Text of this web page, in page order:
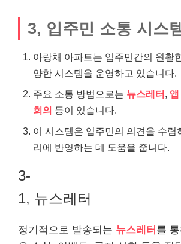
3, 입주민 소통 시스템
아랑채 아파트는 입주민간의 원활
양한 시스템을 운영하고 있습니다.
주요 소통 방법으로는 뉴스레터
회의 등이 있습니다.
이 시스템은 입주민의 의견을 수렴
리에 반영하는 데 도움을 줍니다.
3-
1, 뉴스레터
정기적으로 발송되는 뉴스레터 를